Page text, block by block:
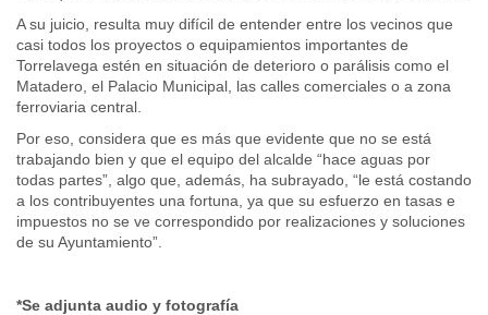
A su juicio, resulta muy difícil de entender entre los vecinos que
casi todos los proyectos o equipamientos importantes de
Torrelavega estén en situación de deterioro o parálisis como el
Matadero, el Palacio Municipal, las calles comerciales o a zona
ferroviaria central.
Por eso, considera que es más que evidente que no se está
trabajando bien y que el equipo del alcalde “hace aguas por
todas partes”, algo que, además, ha subrayado, “le está costando
a los contribuyentes una fortuna, ya que su esfuerzo en tasas e
impuestos no se ve correspondido por realizaciones y soluciones
de su Ayuntamiento”.
*Se adjunta audio y fotografía